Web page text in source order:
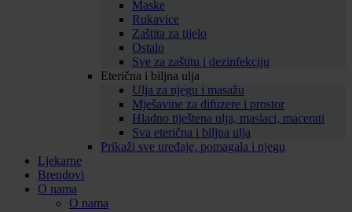
Maske
Rukavice
Zaštita za tijelo
Ostalo
Sve za zaštitu i dezinfekciju
Eterična i biljna ulja
Ulja za njegu i masažu
Mješavine za difuzere i prostor
Hladno tiještena ulja, maslaci, macerati
Sva eterična i biljna ulja
Prikaži sve uređaje, pomagala i njegu
Ljekarne
Brendovi
O nama
O nama